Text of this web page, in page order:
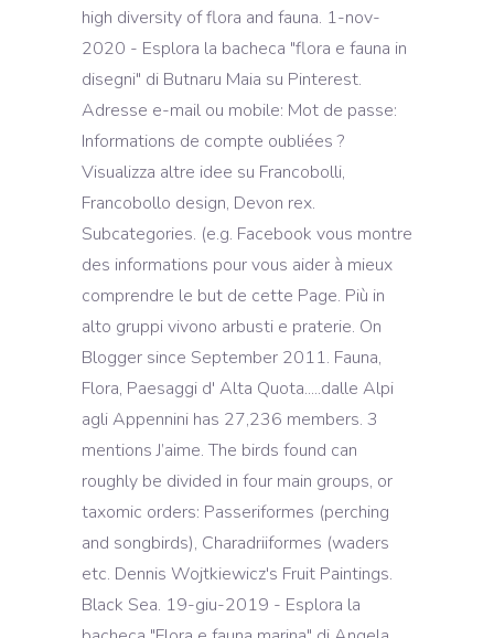
high diversity of flora and fauna. 1-nov-
2020 - Esplora la bacheca "flora e fauna in
disegni" di Butnaru Maia su Pinterest.
Adresse e-mail ou mobile: Mot de passe:
Informations de compte oubliées ?
Visualizza altre idee su Francobolli,
Francobollo design, Devon rex.
Subcategories. (e.g. Facebook vous montre
des informations pour vous aider à mieux
comprendre le but de cette Page. Più in
alto gruppi vivono arbusti e praterie. On
Blogger since September 2011. Fauna,
Flora, Paesaggi d' Alta Quota.....dalle Alpi
agli Appennini has 27,236 members. 3
mentions J’aime. The birds found can
roughly be divided in four main groups, or
taxomic orders: Passeriformes (perching
and songbirds), Charadriiformes (waders
etc. Dennis Wojtkiewicz's Fruit Paintings.
Black Sea. 19-giu-2019 - Esplora la